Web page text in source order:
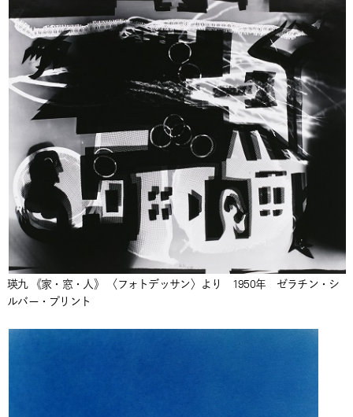
瑛九 《家・窓・人》 〈フォトデッサン〉より 1950年 ゼラチン・シ
ルバー・プリント